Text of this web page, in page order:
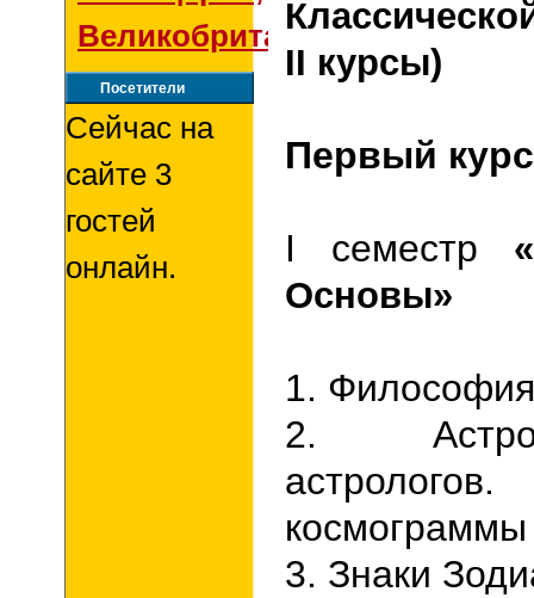
Великобритания
Посетители
Сейчас на
сайте 3
гостей
онлайн.
II курсы)
Первый
I семестр
Основы»
1. Философия
2.
космограммы
3. Знаки